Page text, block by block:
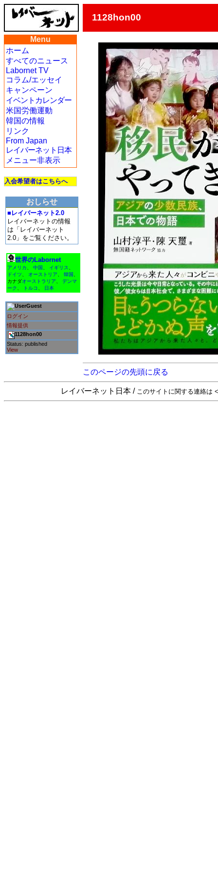
1128hon00
Menu
ホーム
すべてのニュース
Labornet TV
コラム/エッセイ
キャンペーン
イベントカレンダー
米国労働運動
韓国の情報
リンク
From Japan
レイバーネット日本
メニュー非表示
入会希望者はこちらへ
おしらせ
■レイバーネット2.0
レイバーネットの情報
は「レイバーネット
2.0」をご覧ください。
世界のLabornet
アメリカ 中国 イギリス
ドイツ
オーストリア 韓国
カナダオーストラリア
デンマ
ーク
トルコ 日本
Guest
ログイン
情報提供
1128hon00
Status: published
View
このページの先頭に戻る
レイバーネット日本 / このサイトに関する連絡は